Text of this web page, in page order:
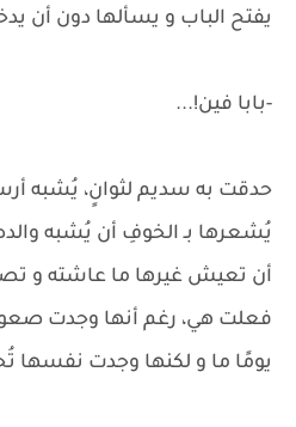
يفتح الباب و يسألها دون أن
-بابا فين!...
حدقت به سديم لثوانٍ، يُشبه
يُشعرها بـ الخوفِ أن يُشبه
أن تعيش غيرها ما عاشته و
فعلت هي، رغم أنها وجدت
يومًا ما و لكنها وجدت نفسها